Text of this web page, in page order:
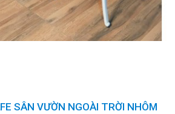
SÂN VƯỜN NGOÀI TRỜI NHÔM